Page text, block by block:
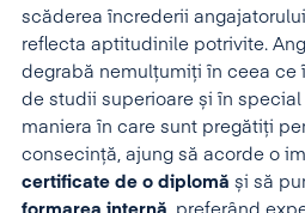
scăderea încrederii
reflecta aptitudinile potrivite.
degrabă nemulțumiți în ceea ce
de studii superioare și în
maniera în care sunt pregătiți
consecință, ajung să acorde o
certificate de o diplomă și să